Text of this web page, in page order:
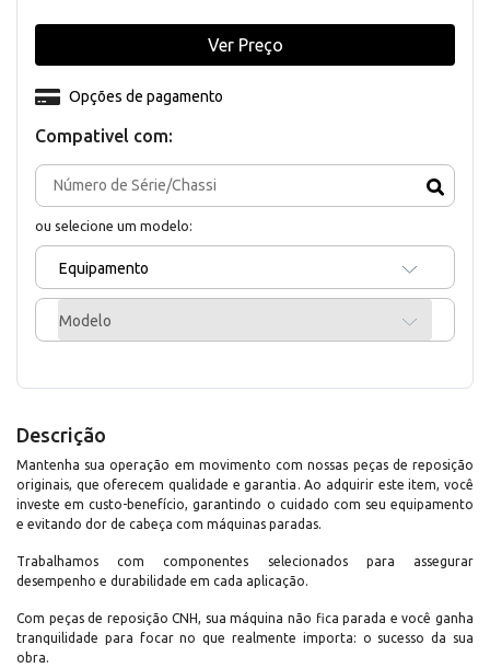
Compativel com:
ou selecione um modelo:
Equipamento
Modelo
Opções de pagamento
Ver Preço
Descrição
Mantenha sua operação em movimento com nossas peças de reposição
originais, que oferecem qualidade e garantia. Ao adquirir este item, você
investe em custo-benefício, garantindo o cuidado com seu equipamento
e evitando dor de cabeça com máquinas paradas.
Trabalhamos com componentes selecionados para assegurar
desempenho e durabilidade em cada aplicação.
Com peças de reposição CNH, sua máquina não fica parada e você ganha
tranquilidade para focar no que realmente importa: o sucesso da sua
obra.